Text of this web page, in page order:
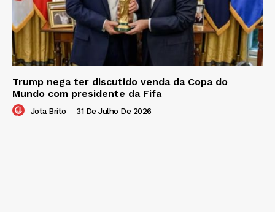
Trump nega ter discutido venda da Copa do
Mundo com presidente da Fifa
Jota Brito - 31 De Julho De 2026